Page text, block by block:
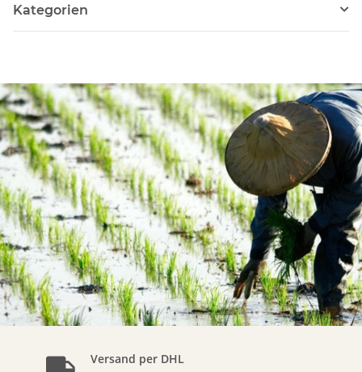
Kategorien
Versand per DHL